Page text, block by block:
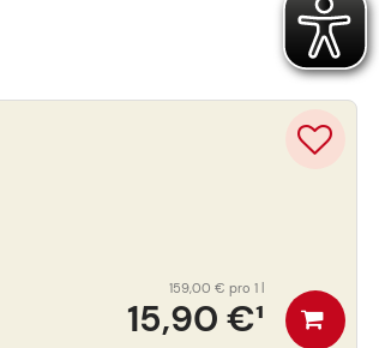
15,90 €¹
159,00 € pro 1 l